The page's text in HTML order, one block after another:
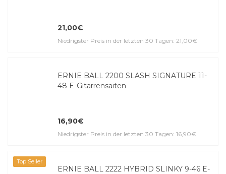
21,00€
Niedrigster Preis in der letzten 30 Tagen: 21,00€
ERNIE BALL 2200 SLASH SIGNATURE 11-
48 E-Gitar­ren­saiten
16,90€
Niedrigster Preis in der letzten 30 Tagen: 16,90€
Top Seller
ERNIE BALL 2222 HYBRID SLINKY 9-46 E-